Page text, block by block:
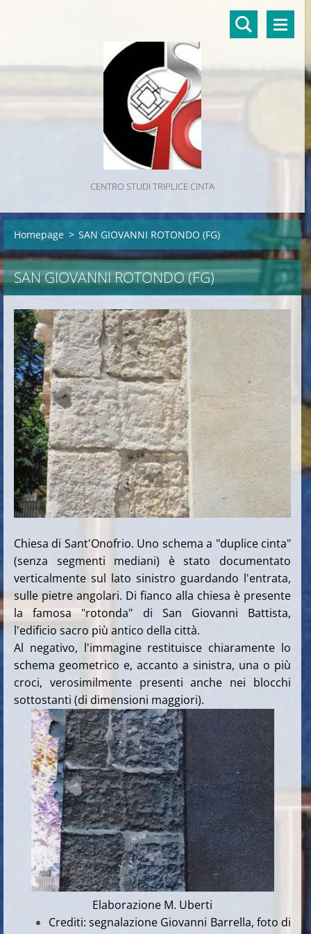
CENTRO STUDI TRIPLICE CINTA
Homepage > SAN GIOVANNI ROTONDO (FG)
SAN GIOVANNI ROTONDO (FG)
Chiesa di Sant'Onofrio. Uno schema a "duplice cinta"
(senza segmenti mediani) è stato documentato
verticalmente sul lato sinistro guardando l'entrata,
sulle pietre angolari. Di fianco alla chiesa è presente
la famosa "rotonda" di San Giovanni Battista,
l'edificio sacro più antico della città.
Al negativo, l'immagine restituisce chiaramente lo
schema geometrico e, accanto a sinistra, una o più
croci, verosimilmente presenti anche nei blocchi
sottostanti (di dimensioni maggiori).
Elaborazione M. Uberti
Crediti: segnalazione Giovanni Barrella, foto di